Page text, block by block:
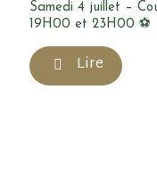
Samedi 4 juillet –
19H00 et 23H00 ⚽
Lire